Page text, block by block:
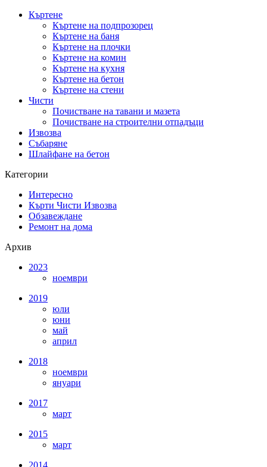
Къртене
Къртене на подпрозорец
Къртене на баня
Къртене на плочки
Къртене на комин
Къртене на кухня
Къртене на бетон
Къртене на стени
Чисти
Почистване на тавани и мазета
Почистване на строителни отпадъци
Извозва
Събаряне
Шлайфане на бетон
Категории
Интересно
Кърти Чисти Извозва
Обзавеждане
Ремонт на дома
Архив
2023
ноември
2019
юли
юни
май
април
2018
ноември
януари
2017
март
2015
март
2014